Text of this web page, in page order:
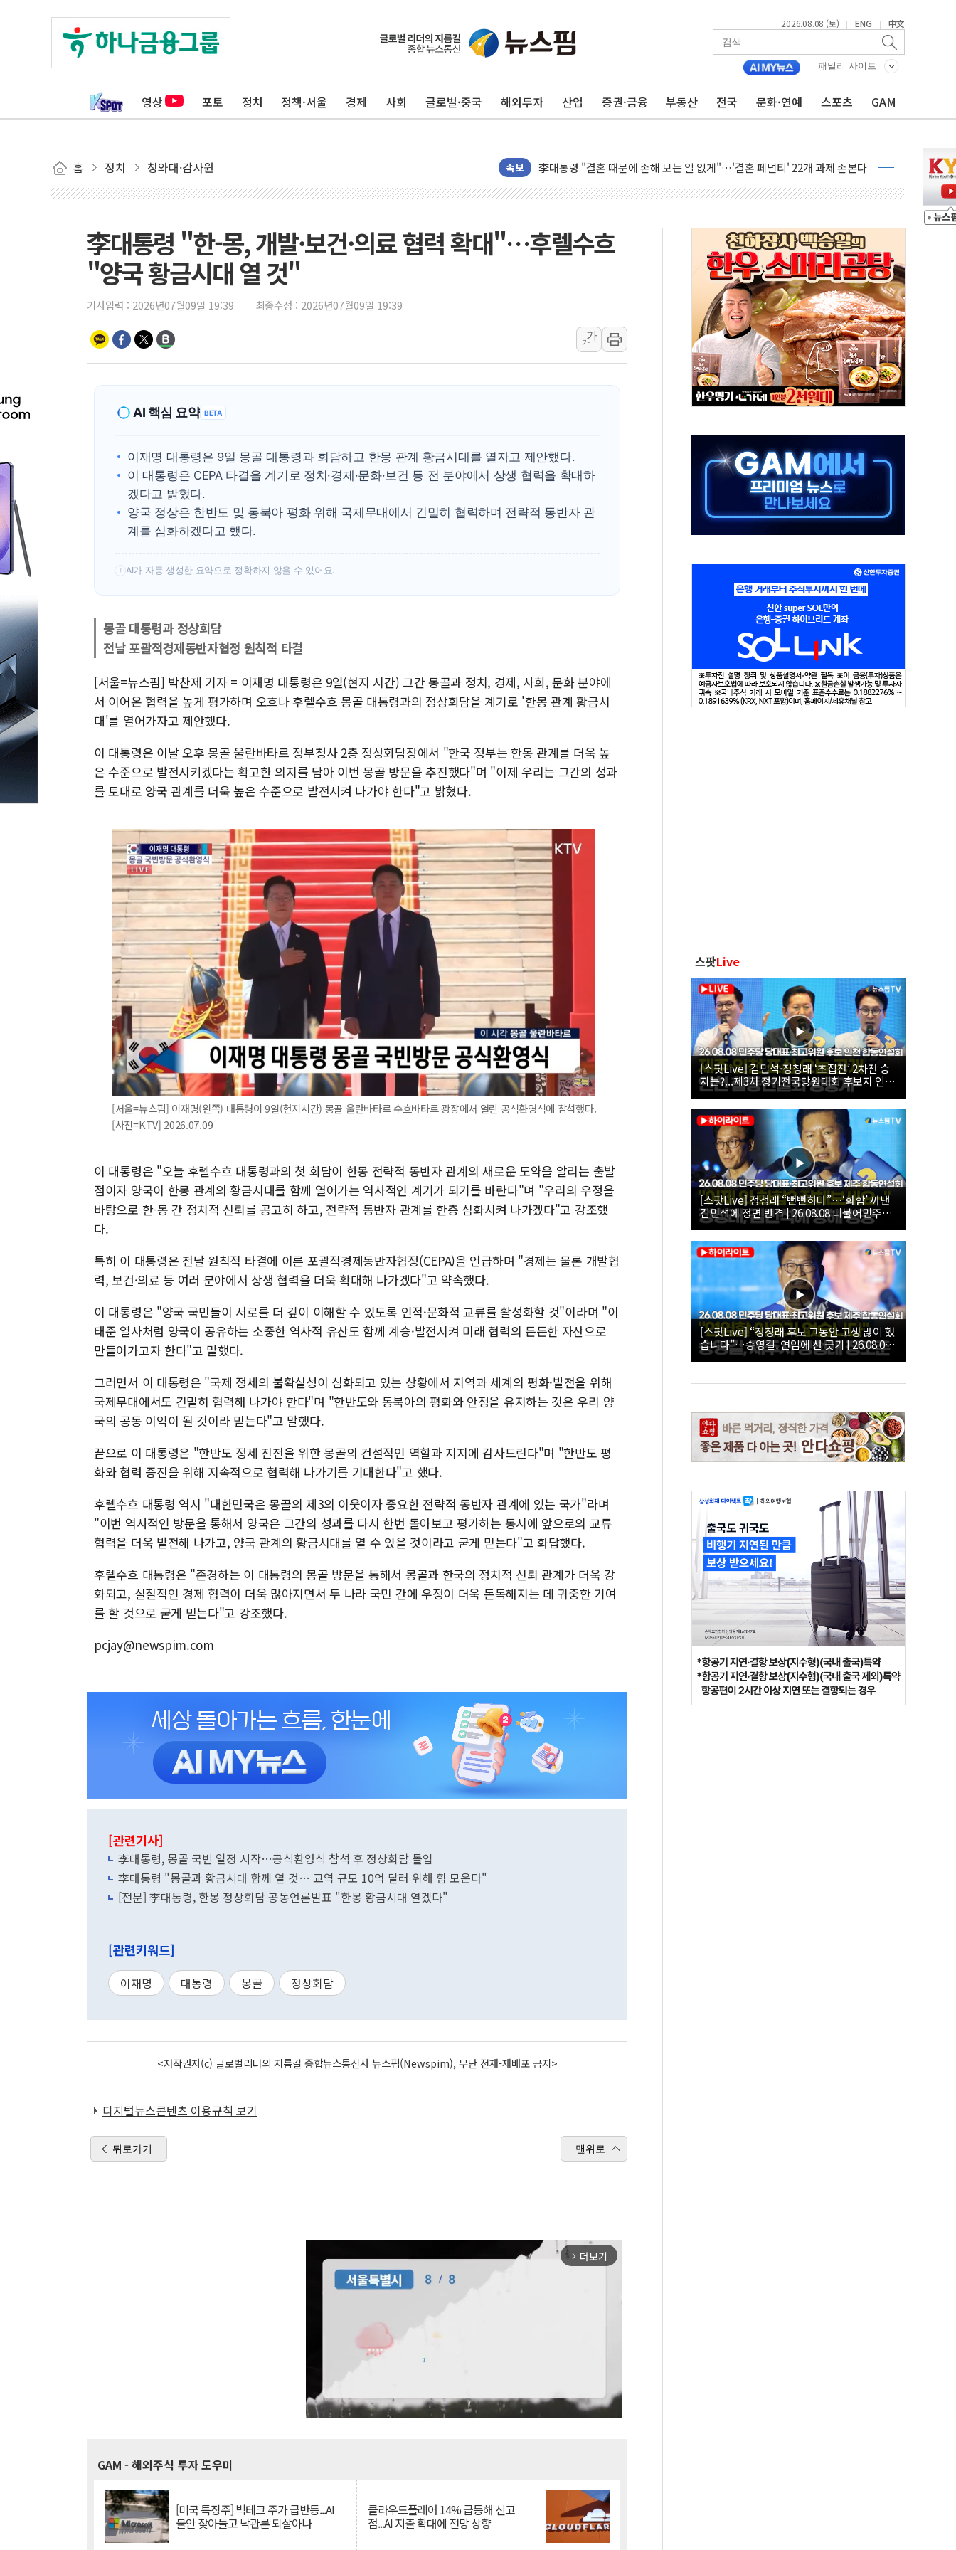
2026.08.08 (토) | ENG | 中文
패밀리 사이트
영상 포토 정치 정책·서울 경제 사회 글로벌·중국 해외투자 산업 증권·금융 부동산 전국 문화·연예 스포츠 GAM
홈 정치 청와대·감사원 속보
이번주 국내 주요 금융일정(8.10~8.14)
美, 이란전 출구전략 만지작…공습 한계·탄약 부족 현실화
폐기물 수거하다 참변…60대 환경미화원 수거차에 치여 사망
서울 중랑구 주택가서 흉기 난동…60대 남성 2명 숨져
여수 오동도 인근 해상서 모터보트 전복…1명 사망·1명 실종
추미애, '위안부' 피해자 기림의 날 참석..."국제적 시민 연대로 목소리 내야"
인천서 말다툼 중 어머니 흉기 살해 10대 아들 체포
'화합' 꺼낸 김민석에 '뻔뻔' 받아친 정청래…제주 연설서 신경전 고조
李대통령, ISA 개편 재검토 지시…與 "적극 환영"·野 "졸속 국정"
동해중부 전 해상 풍랑주의보…10일까지 최대 3.5m 높은 물결
연일 폭염에 온열질환 사망 23명…정부, 비상대응기구 가동
中 전방위 아파트 부양, 수도 베이징도 부동산 규제 철폐
인제 용대리 계곡서 수위 상승으로 피서객 7명 고립…전원 구조
동해시, 11~14일 '별똥별 멍' 운영…페르세우스 유성우 관측
강원 중·남부 동해안 시간당 50mm 이상 폭우…호우경보 발효
폭염에 車 운전면허 기능시험 오전 집중 편성…체감온도 38도 넘으면 중단
李대통령 "한-몽, 개발·보건·의료 협력 확대"…후렐수흐
"양국 황금시대 열 것"
기사입력 : 2026년07월09일 19:39 최종수정 : 2026년07월09일 19:39
가
가
AI 핵심 요약 BETA
이재명 대통령은 9일 몽골 대통령과 회담하고 한몽 관계 황금시대를 열자고 제안했다.
이 대통령은 CEPA 타결을 계기로 정치·경제·문화·보건 등 전 분야에서 상생 협력을 확대하
겠다고 밝혔다.
양국 정상은 한반도 및 동북아 평화 위해 국제무대에서 긴밀히 협력하며 전략적 동반자 관
계를 심화하겠다고 했다.
! AI가 자동 생성한 요약으로 정확하지 않을 수 있어요.
몽골 대통령과 정상회담
전날 포괄적경제동반자협정 원칙적 타결
[서울=뉴스핌] 박찬제 기자 = 이재명 대통령은 9일(현지 시간) 그간 몽골과 정치, 경제, 사회, 문화 분야에
서 이어온 협력을 높게 평가하며 오흐나 후렐수흐 몽골 대통령과의 정상회담을 계기로 '한몽 관계 황금시
대'를 열어가자고 제안했다.
이 대통령은 이날 오후 몽골 울란바타르 정부청사 2층 정상회담장에서 "한국 정부는 한몽 관계를 더욱 높
은 수준으로 발전시키겠다는 확고한 의지를 담아 이번 몽골 방문을 추진했다"며 "이제 우리는 그간의 성과
를 토대로 양국 관계를 더욱 높은 수준으로 발전시켜 나가야 한다"고 밝혔다.
[서울=뉴스핌] 이재명(왼쪽) 대통령이 9일(현지시간) 몽골 울란바타르 수흐바타르 광장에서 열린 공식환영식에 참석했다.
[사진=KTV] 2026.07.09
이 대통령은 "오늘 후렐수흐 대통령과의 첫 회담이 한몽 전략적 동반자 관계의 새로운 도약을 알리는 출발
점이자 양국이 한몽 관계의 황금시대를 함께 열어가는 역사적인 계기가 되기를 바란다"며 "우리의 우정을
바탕으로 한-몽 간 정치적 신뢰를 공고히 하고, 전략적 동반자 관계를 한층 심화시켜 나가겠다"고 강조했
다.
특히 이 대통령은 전날 원칙적 타결에 이른 포괄적경제동반자협정(CEPA)을 언급하며 "경제는 물론 개발협
력, 보건·의료 등 여러 분야에서 상생 협력을 더욱 확대해 나가겠다"고 약속했다.
이 대통령은 "양국 국민들이 서로를 더 깊이 이해할 수 있도록 인적·문화적 교류를 활성화할 것"이라며 "이
태준 열사처럼 양국이 공유하는 소중한 역사적 유산도 함께 계승·발전시켜 미래 협력의 든든한 자산으로
만들어가고자 한다"고 말했다.
그러면서 이 대통령은 "국제 정세의 불확실성이 심화되고 있는 상황에서 지역과 세계의 평화·발전을 위해
국제무대에서도 긴밀히 협력해 나가야 한다"며 "한반도와 동북아의 평화와 안정을 유지하는 것은 우리 양
국의 공동 이익이 될 것이라 믿는다"고 말했다.
끝으로 이 대통령은 "한반도 정세 진전을 위한 몽골의 건설적인 역할과 지지에 감사드린다"며 "한반도 평
화와 협력 증진을 위해 지속적으로 협력해 나가기를 기대한다"고 했다.
후렐수흐 대통령 역시 "대한민국은 몽골의 제3의 이웃이자 중요한 전략적 동반자 관계에 있는 국가"라며
"이번 역사적인 방문을 통해서 양국은 그간의 성과를 다시 한번 돌아보고 평가하는 동시에 앞으로의 교류
협력을 더욱 발전해 나가고, 양국 관계의 황금시대를 열 수 있을 것이라고 굳게 믿는다"고 화답했다.
후렐수흐 대통령은 "존경하는 이 대통령의 몽골 방문을 통해서 몽골과 한국의 정치적 신뢰 관계가 더욱 강
화되고, 실질적인 경제 협력이 더욱 많아지면서 두 나라 국민 간에 우정이 더욱 돈독해지는 데 귀중한 기여
를 할 것으로 굳게 믿는다"고 강조했다.
pcjay@newspim.com
[관련기사]
李대통령, 몽골 국빈 일정 시작…공식환영식 참석 후 정상회담 돌입
李대통령 "몽골과 황금시대 함께 열 것… 교역 규모 10억 달러 위해 힘 모은다"
[전문] 李대통령, 한몽 정상회담 공동언론발표 "한몽 황금시대 열겠다"
[관련키워드]
이재명 대통령 몽골 정상회담
<저작권자(c) 글로벌리더의 지름길 종합뉴스통신사 뉴스핌(Newspim), 무단 전재-재배포 금지>
디지털뉴스콘텐츠 이용규칙 보기
뒤로가기 맨위로
arrow_forward_ios 더보기
GAM - 해외주식 투자 도우미
[미국 특징주] 빅테크 주가 급반등...AI
불안 잦아들고 낙관론 되살아나
클라우드플레어 14% 급등해 신고
점...AI 지출 확대에 전망 상향
스팟Live
[스팟Live] 김민석·정청래 ‘초접전’ 2차전 승
자는?...제3차 정기전국당원대회 후보자 인천
합동연설회 생중계 | 26.08.08
[스팟Live] 정청래 “뻔뻔하다”…‘화합’ 꺼낸
김민석에 정면 반격 | 26.08.08 더불어민주당
당대표·최고위원 후보 제주 합동연설회
[스팟Live] “정청래 후보 그동안 고생 많이 했
습니다”…송영길, 연임에 선 긋기 | 26.08.08
더불어민주당 당대표·최고위원 후보 제주 합